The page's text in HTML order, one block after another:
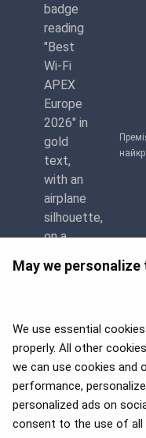
May we
We use essential
properly. All other
we can use cookies and
performance,
personalized ads on
consent to the use of all
APEX